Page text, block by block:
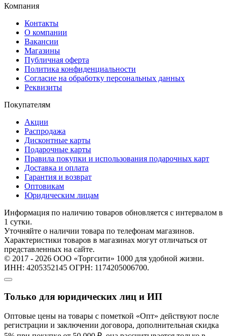
Компания
Контакты
О компании
Вакансии
Магазины
Публичная оферта
Политика конфиденциальности
Согласие на обработку персональных данных
Реквизиты
Покупателям
Акции
Распродажа
Дисконтные карты
Подарочные карты
Правила покупки и использования подарочных карт
Доставка и оплата
Гарантия и возврат
Оптовикам
Юридическим лицам
Информация по наличию товаров обновляется с интервалом в
1 сутки.
Уточняйте о наличии товара по телефонам магазинов.
Характеристики товаров в магазинах могут отличаться от
представленных на сайте.
© 2017 - 2026 ООО «Торгсити» 1000 для удобной жизни.
ИНН: 4205352145 ОГРН: 1174205006700.
Только для юридических лиц и ИП
Оптовые цены на товары с пометкой «Опт» действуют после
регистрации и заключении договора, дополнительная скидка